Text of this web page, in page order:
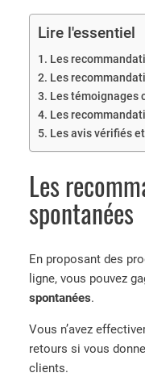
Lire l'essentiel
Les
Les
Les témoignages
Les
Les avis vérifiés
Les
spontanées
En proposant des
ligne, vous pouvez
spontanées.
Vous n’avez
retours si vous
clients.